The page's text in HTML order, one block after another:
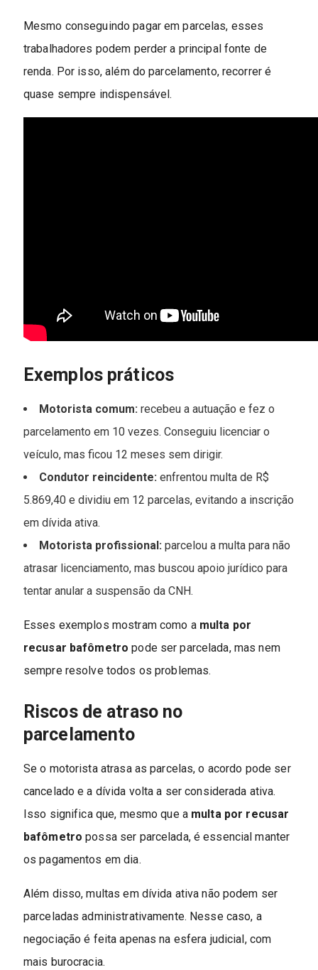
Mesmo conseguindo pagar em parcelas, esses
trabalhadores podem perder a principal fonte de
renda. Por isso, além do parcelamento, recorrer é
quase sempre indispensável.
Exemplos práticos
Motorista comum: recebeu a autuação e fez o
parcelamento em 10 vezes. Conseguiu licenciar o
veículo, mas ficou 12 meses sem dirigir.
Condutor reincidente: enfrentou multa de R$
5.869,40 e dividiu em 12 parcelas, evitando a inscrição
em dívida ativa.
Motorista profissional: parcelou a multa para não
atrasar licenciamento, mas buscou apoio jurídico para
tentar anular a suspensão da CNH.
Esses exemplos mostram como a multa por
recusar bafômetro pode ser parcelada, mas nem
sempre resolve todos os problemas.
Riscos de atraso no
parcelamento
Se o motorista atrasa as parcelas, o acordo pode ser
cancelado e a dívida volta a ser considerada ativa.
Isso significa que, mesmo que a multa por recusar
bafômetro possa ser parcelada, é essencial manter
os pagamentos em dia.
Além disso, multas em dívida ativa não podem ser
parceladas administrativamente. Nesse caso, a
negociação é feita apenas na esfera judicial, com
mais burocracia.